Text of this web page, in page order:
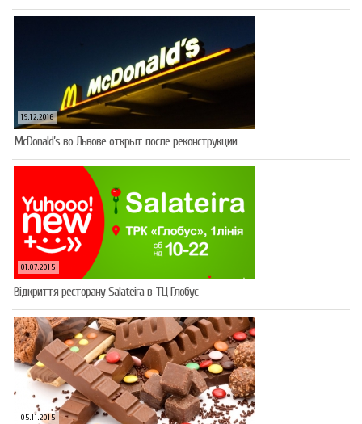
19.12.2016
McDonald’s во Львове открыт после реконструкции
01.07.2015
Відкриття ресторану Salateirа в ТЦ Глобус
05.11.2015